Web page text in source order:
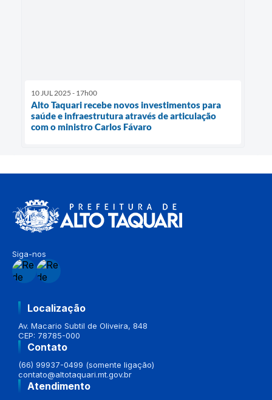
10 JUL 2025 - 17h00
Alto Taquari recebe novos investimentos para
saúde e infraestrutura através de articulação
com o ministro Carlos Fávaro
Siga-nos
Localização
Av. Macario Subtil de Oliveira, 848
CEP: 78785-000
Contato
(66) 99937-0499 (somente ligação)
contato@altotaquari.mt.gov.br
Atendimento